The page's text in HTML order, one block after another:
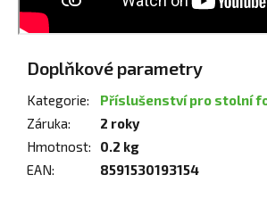
Doplňkové parametry
Kategorie:
Příslušenství pro stolní
Záruka:
2 roky
Hmotnost:
0.2 kg
EAN: 8591530193154